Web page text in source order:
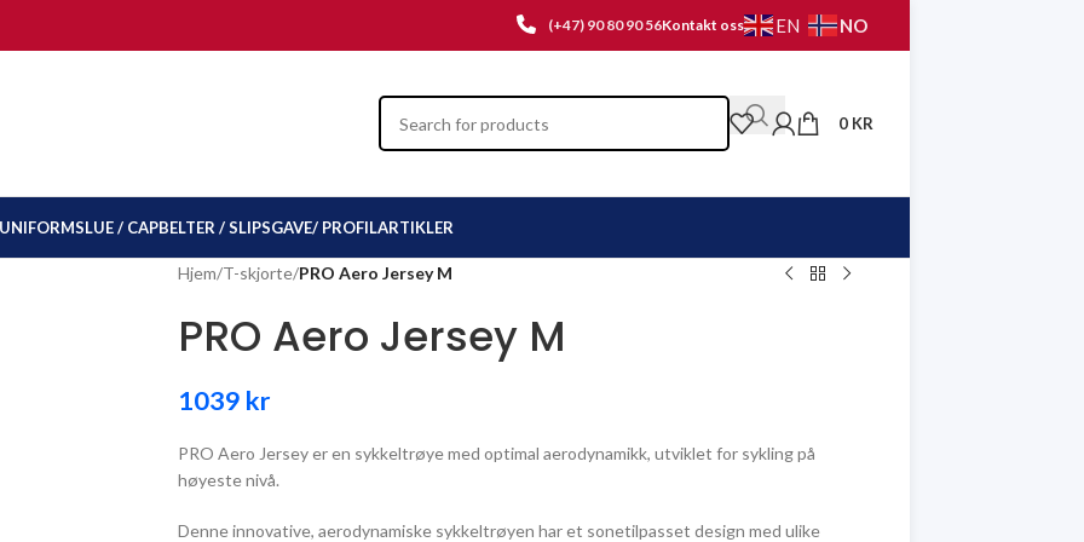
(+47) 90 80 90 56Kontakt oss EN NO
0 KR
UNIFORMSLUE / CAPBELTER / SLIPSGAVE/ PROFILARTIKLER
Hjem/T-skjorte/PRO Aero Jersey M
PRO Aero Jersey M
1039 kr
PRO Aero Jersey er en sykkeltrøye med optimal aerodynamikk, utviklet for sykling på
høyeste nivå.
Denne innovative, aerodynamiske sykkeltrøyen har et sonetilpasset design med ulike